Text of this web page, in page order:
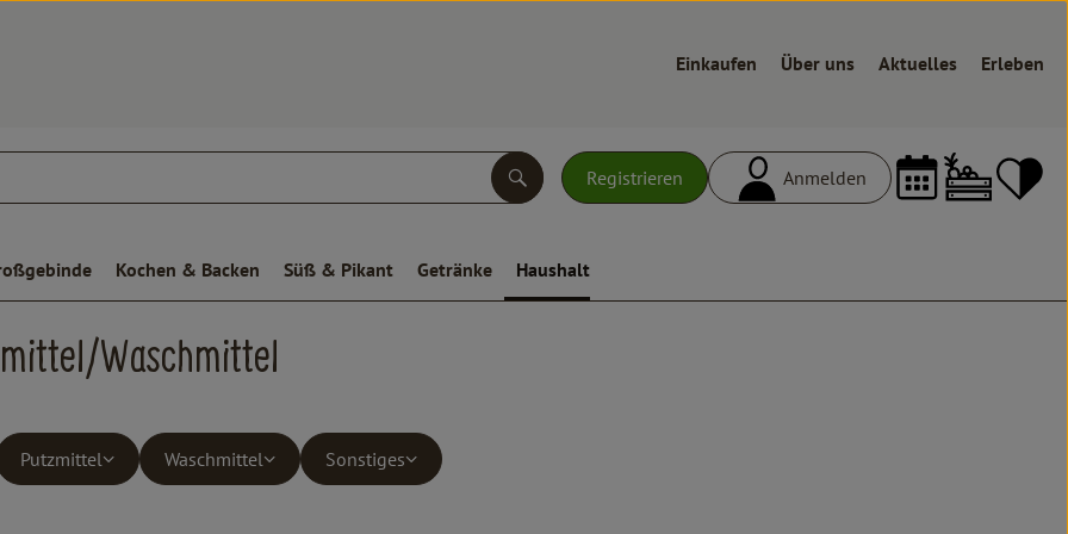
Einkaufen Über uns Aktuelles Erleben
Registrieren Anmelden
Suchen
Kochen & Backen Süß & Pikant Getränke Haushalt
Waschmittel
Putzmittel Waschmittel Sonstiges